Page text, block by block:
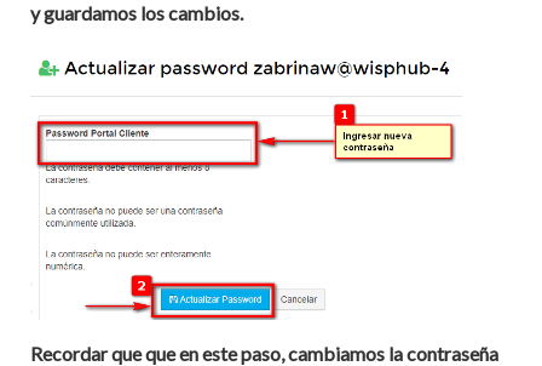
y guardamos los cambios.
Recordar que que en este paso, cambiamos la contraseña